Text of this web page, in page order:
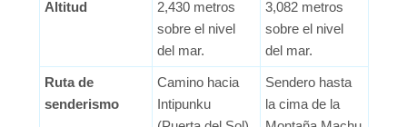
Altitud
2,430 metros
sobre el nivel
del mar.
3,082 metros
sobre el nivel
del mar.
Ruta de
senderismo
Camino hacia
Intipunku
Sendero hasta
la cima de la